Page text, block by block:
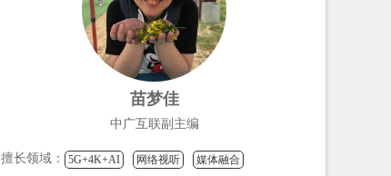
苗梦佳
中广互联副主编
擅长领域： 5G+4K+AI 网络视听 媒体融合